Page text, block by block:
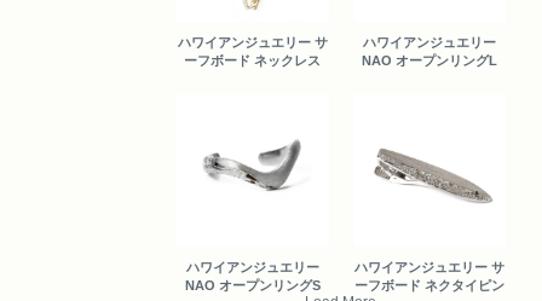
ハワイアンジュエリー サ
ーフボード ネックレス
ハワイアンジュエリー
NAO オープンリングL
ハワイアンジュエリー
NAO オープンリングS
ハワイアンジュエリー サ
ーフボード ネクタイピン